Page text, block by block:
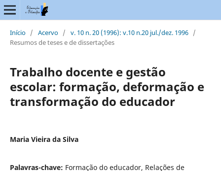
Início / Acervo / v. 10 n. 20 (1996): v.10 n.20 jul./dez. 1996 /
Resumos de teses e de dissertações
Trabalho docente e gestão
escolar: formação, deformação e
transformação do educador
Maria Vieira da Silva
Palavras-chave: Formação do educador, Relações de